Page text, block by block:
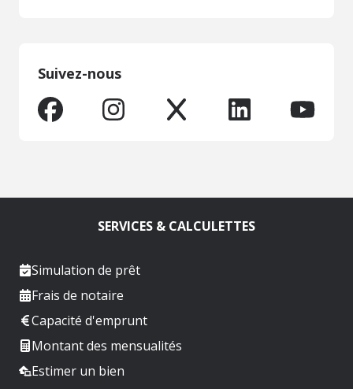
Suivez-nous
SERVICES & CALCULETTES
Simulation de prêt
Frais de notaire
Capacité d'emprunt
Montant des mensualités
Estimer un bien